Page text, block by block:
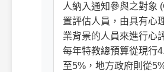
人納入通知參與之對象
置評估人員，由具有心
業背景的人員來進行心
每年特教總預算從現行
至5%，地方政府則從